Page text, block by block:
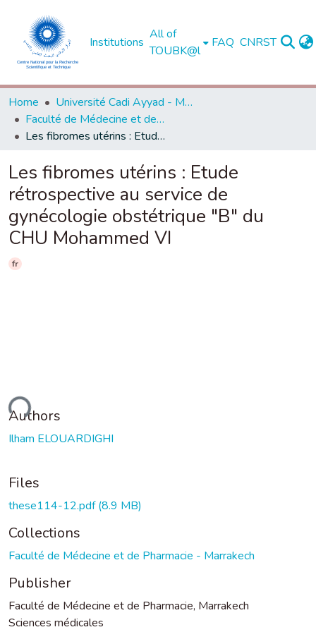
Institutions
All of
TOUBK@l
FAQ CNRST
Home
Université Cadi Ayyad - Marrakech
Faculté de Médecine et de Pharmacie - Marrakech
Les fibromes utérins : Etude rétrospective au service de gynécologie obstétrique "B" du CHU Mohammed VI
Les fibromes utérins : Etude
rétrospective au service de
gynécologie obstétrique "B" du
CHU Mohammed VI
fr
Authors
Ilham ELOUARDIGHI
Files
these114-12.pdf(8.9 MB)
Collections
Faculté de Médecine et de Pharmacie - Marrakech
Publisher
Faculté de Médecine et de Pharmacie, Marrakech
Sciences médicales